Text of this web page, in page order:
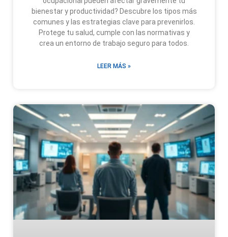
bienestar y productividad? Descubre los tipos más
comunes y las estrategias clave para prevenirlos.
Protege tu salud, cumple con las normativas y
crea un entorno de trabajo seguro para todos.
LEER MÁS »